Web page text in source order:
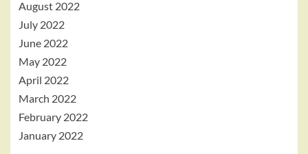
August 2022
July 2022
June 2022
May 2022
April 2022
March 2022
February 2022
January 2022